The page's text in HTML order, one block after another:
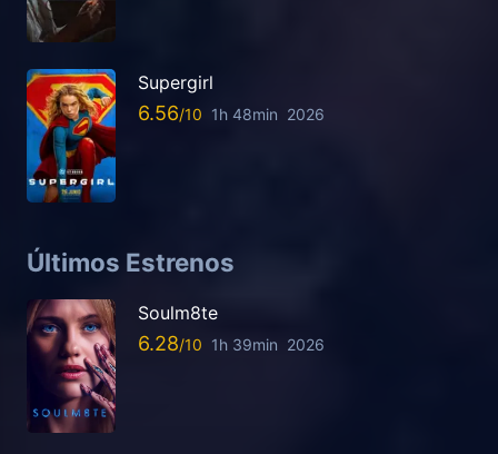
Supergirl
6.56 1h 48min 2026
Últimos Estrenos
Soulm8te
6.28 1h 39min 2026